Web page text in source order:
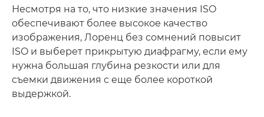
Несмотря на то, что низкие значения ISO
обеспечивают более высокое качество
изображения, Лоренц без сомнений повысит
ISO и выберет прикрытую диафрагму, если ему
нужна большая глубина резкости или для
съемки движения с еще более короткой
выдержкой.